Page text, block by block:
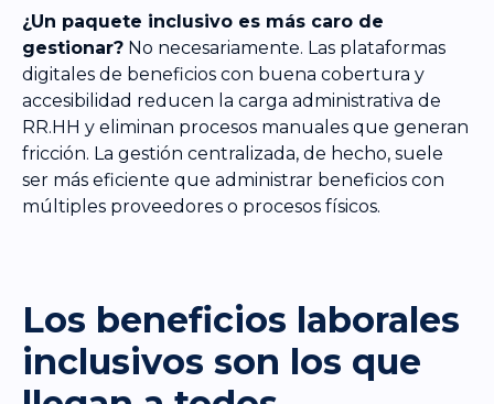
¿Un paquete inclusivo es más caro de
gestionar? No necesariamente. Las plataformas
digitales de beneficios con buena cobertura y
accesibilidad reducen la carga administrativa de
RR.HH y eliminan procesos manuales que generan
fricción. La gestión centralizada, de hecho, suele
ser más eficiente que administrar beneficios con
múltiples proveedores o procesos físicos.
Los beneficios laborales
inclusivos son los que